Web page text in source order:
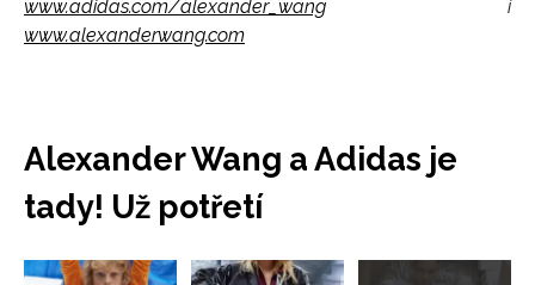
www.adidas.com/alexander_wang i
www.alexanderwang.com
Alexander Wang a Adidas je
tady! Už potřetí
Přejít